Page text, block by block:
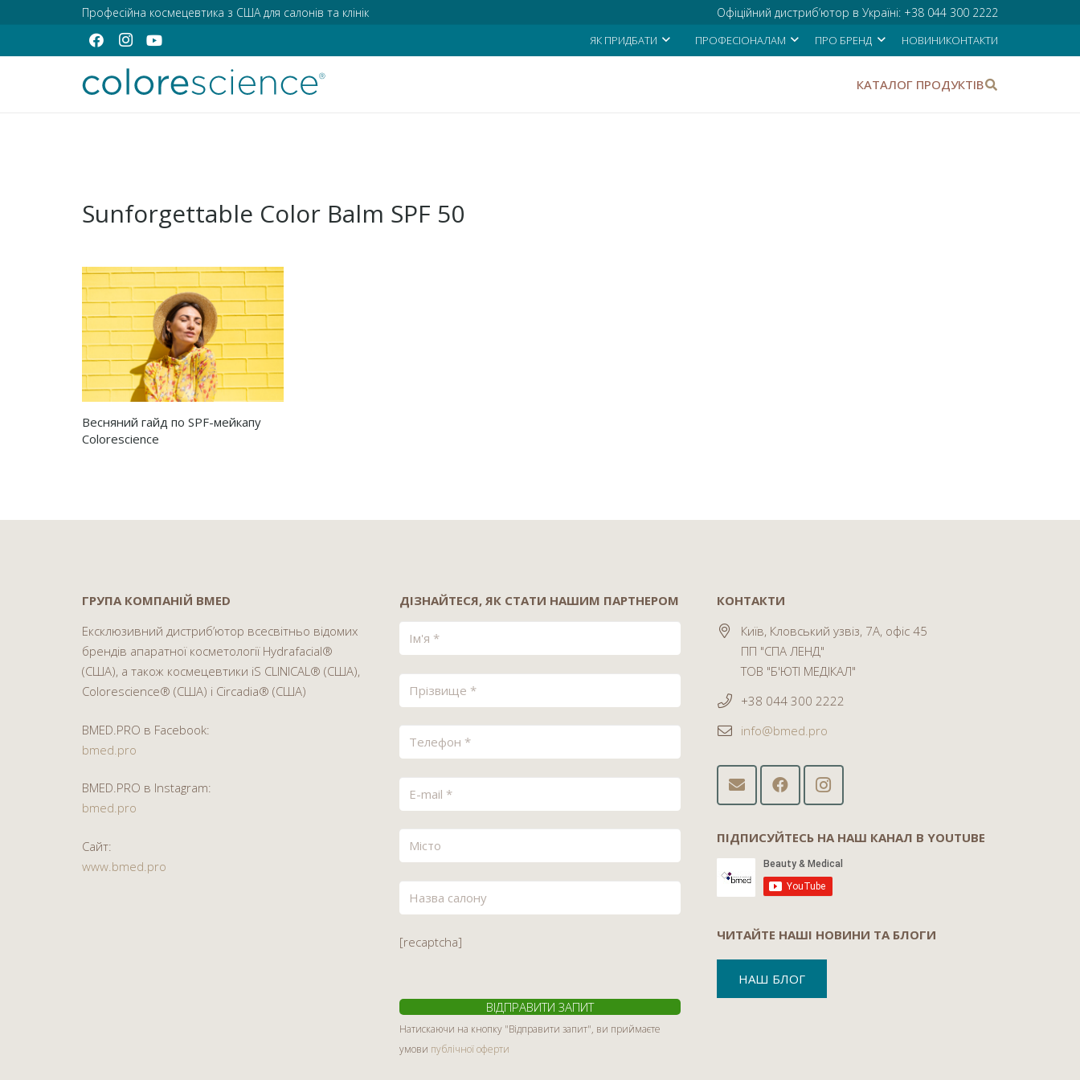
ЯК ПРИДБАТИ ПРОФЕСІОНАЛАМ ПРО БРЕНД НОВИНИКОНТАКТИ
КАТАЛОГ ПРОДУКТІВ
Професійна космецевтика з США для салонів та клінік Офіційний дистриб’ютор в Україні: +38 044 300 2222
Sunforgettable Color Balm SPF 50
Весняний гайд по SPF-мейкапу
Colorescience
ГРУПА КОМПАНІЙ BMED
Ексклюзивний дистриб’ютор всесвітньо відомих
брендів апаратної косметології Hydrafacial®
(США), а також космецевтики iS CLINICAL® (США),
Colorescience® (США) і Circadia® (США)
BMED.PRO в Facebook:
bmed.pro
BMED.PRO в Instagram:
bmed.pro
Сайт:
www.bmed.pro
ДІЗНАЙТЕСЯ, ЯК СТАТИ НАШИМ ПАРТНЕРОМ
[recaptcha]
Натискаючи на кнопку "Відправити запит", ви приймаєте
умови публічної оферти
КОНТАКТИ
Київ, Кловський узвіз, 7А, офіс 45
ПП "СПА ЛЕНД"
ТОВ "Б'ЮТІ МЕДІКАЛ"
+38 044 300 2222
info@bmed.pro
ПІДПИСУЙТЕСЬ НА НАШ КАНАЛ В YOUTUBE
ЧИТАЙТЕ НАШІ НОВИНИ ТА БЛОГИ
НАШ БЛОГ